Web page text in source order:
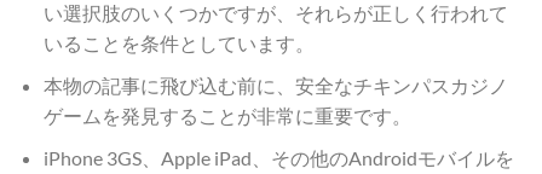
い選択肢のいくつかですが、それらが正しく行われて
いることを条件としています。
本物の記事に飛び込む前に、安全なチキンパスカジノ
ゲームを発見することが非常に重要です。
iPhone 3GS、Apple iPad、その他のAndroidモバイルを